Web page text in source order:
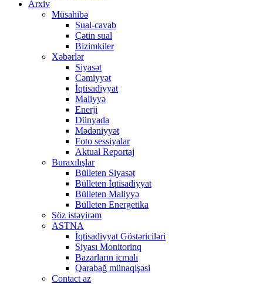
Arxiv
Müsahibə
Sual-cavab
Çətin sual
Bizimkiler
Xəbərlər
Siyasət
Cəmiyyət
İqtisadiyyat
Maliyyə
Enerji
Dünyada
Mədəniyyət
Foto sessiyalar
Aktual Reportaj
Buraxılışlar
Bülleten Siyasət
Bülleten İqtisadiyyat
Bülleten Maliyyə
Bülleten Energetika
Söz istəyirəm
ASTNA
İqtisadiyyat Göstəriciləri
Siyası Monitorinq
Bazarların icmalı
Qarabağ münaqişəsi
Contact az